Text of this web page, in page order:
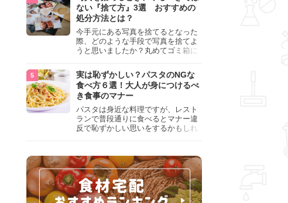
ない『捨て方』3選 おすすめの
処分方法とは？
今手元にある写真を捨てるとなった
際、どのような手段で写真を捨てよ
うと思いましたか？丸めてゴミ箱に
真は個人情報が詰まっているので、
ただ丸めただけの状態で捨ててしま
うのは危険です。写真にすべきでは
ない捨て方をまとめているので、ぜ
ひチェックしておきましょう。
実は恥ずかしい？パスタのNGな
食べ方６選！大人が身につけるべ
き食事のマナー
パスタは身近な料理ですが、レスト
ランで普段通りに食べるとマナー違
反で恥ずかしい思いをするかもしれ
して、正しい食べ方を確認しましょ
う。大人の嗜みとして知っておきた
い新常識を解説します。